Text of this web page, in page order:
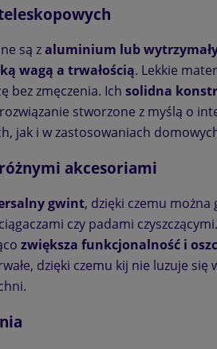
są zaluminium lub
wagą a trwałością. Lekkie
bez zmęczenia. Ich solidna
stworzone z myślą o
jak i w zastosowaniach
akcesoriami
gwint, dzięki czemu można
czy padami
zwiększa funkcjonalność i
dzięki czemu kij nie luzuje